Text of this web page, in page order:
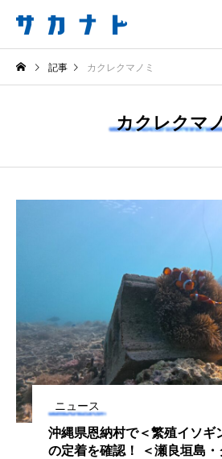
サカナをもっと好きになる
知る 食べる 楽しむ
サカナを知ろう
＜ツバメウオ＞は意外
と美味しい！ “でかい
鰭”が特徴的な魚を実
際に食べてみた
椎名まさ
2026.08.05
意
買
く
夏休
記事 カクレクマノミ
カクレクマ
ニュース
沖縄県恩納村で＜繁殖イソギ
の定着を確認！ ＜瀬良垣島・